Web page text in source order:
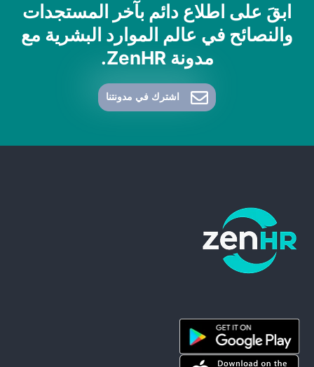
ابقَ على اطلاع دائم بآخر المستجدات
والنصائح في عالم الموارد البشرية مع
مدونة ZenHR.
اشترك في مدونتنا